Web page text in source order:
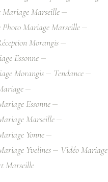
Mariage Marseille
Photo Mariage Marseille
Morangis
Essonne
Morangis
Tendance
Essonne
Marseille
Yonne
Yvelines
Vidéo Mariage
Marseille